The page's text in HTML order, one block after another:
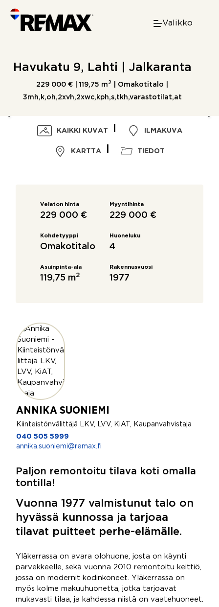
content
Valikko
Havukatu 9, Lahti | Jalkaranta
229 000 € | 119,75 m 2 | Omakotitalo |
3mh,k,oh,2xvh,2xwc,kph,s,tkh,varastotilat,at
KAIKKI KUVAT ILMAKUVA
KARTTA TIEDOT
Velaton hinta
229 000 €
Myyntihinta
229 000 €
Kohdetyyppi
Omakotitalo
Huoneluku
4
Asuinpinta-ala
119,75 m2
Rakennusvuosi
1977
ANNIKA SUONIEMI
Kiinteistönvälittäjä LKV, LVV, KiAT, Kaupanvahvistaja
040 505 5999
annika.suoniemi@remax.fi
Paljon remontoitu tilava koti omalla
tontilla!
Vuonna 1977 valmistunut talo on
hyvässä kunnossa ja tarjoaa
tilavat puitteet perhe-elämälle.
Yläkerrassa on avara olohuone, josta on käynti
parvekkeelle, sekä vuonna 2010 remontoitu keittiö,
jossa on modernit kodinkoneet. Yläkerrassa on
myös kolme makuuhuonetta, jotka tarjoavat
mukavasti tilaa, ja kahdessa niistä on vaatehuoneet.